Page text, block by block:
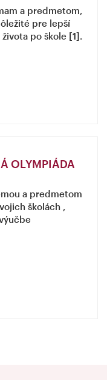
a predmetom,
pre lepší
po škole [1].
OLYMPIÁDA
a predmetom
školách ,